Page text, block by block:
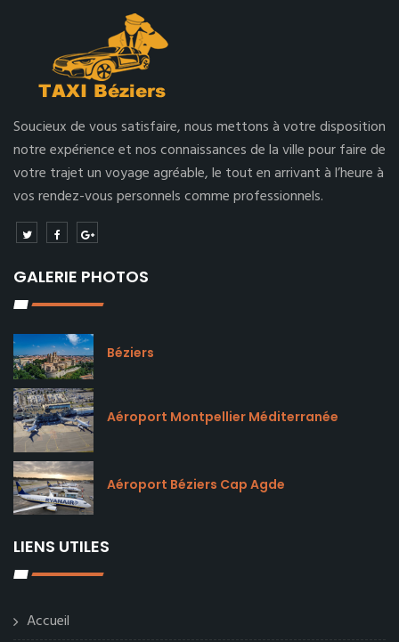
Soucieux de vous satisfaire, nous mettons à votre disposition
notre expérience et nos connaissances de la ville pour faire de
votre trajet un voyage agréable, le tout en arrivant à l’heure à
vos rendez-vous personnels comme professionnels.
GALERIE PHOTOS
Béziers
Aéroport Montpellier Méditerranée
Aéroport Béziers Cap Agde
LIENS UTILES
Accueil